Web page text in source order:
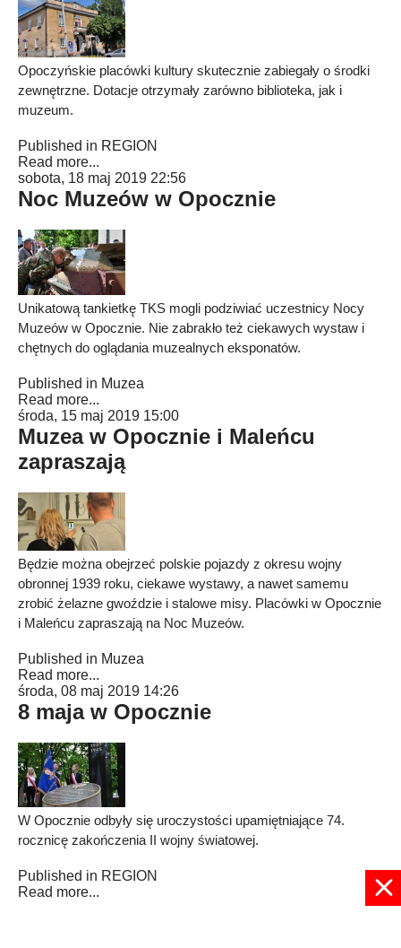
Opoczyńskie placówki kultury skutecznie zabiegały o środki
zewnętrzne. Dotacje otrzymały zarówno biblioteka, jak i
muzeum.
Published in REGION
Read more...
sobota, 18 maj 2019 22:56
Noc Muzeów w Opocznie
Unikatową tankietkę TKS mogli podziwiać uczestnicy Nocy
Muzeów w Opocznie. Nie zabrakło też ciekawych wystaw i
chętnych do oglądania muzealnych eksponatów.
Published in Muzea
Read more...
środa, 15 maj 2019 15:00
Muzea w Opocznie i Maleńcu
zapraszają
Będzie można obejrzeć polskie pojazdy z okresu wojny
obronnej 1939 roku, ciekawe wystawy, a nawet samemu
zrobić żelazne gwoździe i stalowe misy. Placówki w Opocznie
i Maleńcu zapraszają na Noc Muzeów.
Published in Muzea
Read more...
środa, 08 maj 2019 14:26
8 maja w Opocznie
W Opocznie odbyły się uroczystości upamiętniające 74.
rocznicę zakończenia II wojny światowej.
Published in REGION
Read more...